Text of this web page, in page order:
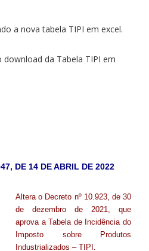
a nova tabela TIPI em excel.
da Tabela TIPI em
DE 14 DE ABRIL DE 2022
Altera o Decreto nº 10.923, de 30
de dezembro de 2021, que
aprova a Tabela de Incidência do
Imposto sobre Produtos
Industrializados – TIPI.